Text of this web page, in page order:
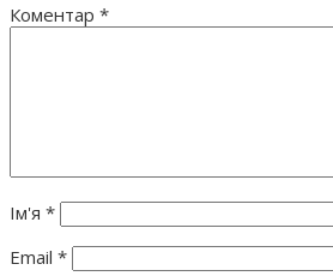
Коментар *
Ім'я *
Email *